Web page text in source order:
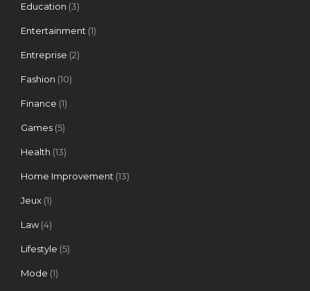
Education (3)
Entertainment (1)
Entreprise (2)
Fashion (10)
Finance (1)
Games (5)
Health (13)
Home Improvement (13)
Jeux (1)
Law(4)
Lifestyle (5)
Mode (1)